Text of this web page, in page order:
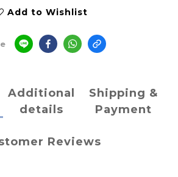
Add to Wishlist
Additional
details
Shipping &
Payment
Reviews